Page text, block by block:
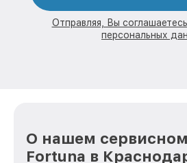
Отправляя, Вы
персональных
О нашем
Fortuna в